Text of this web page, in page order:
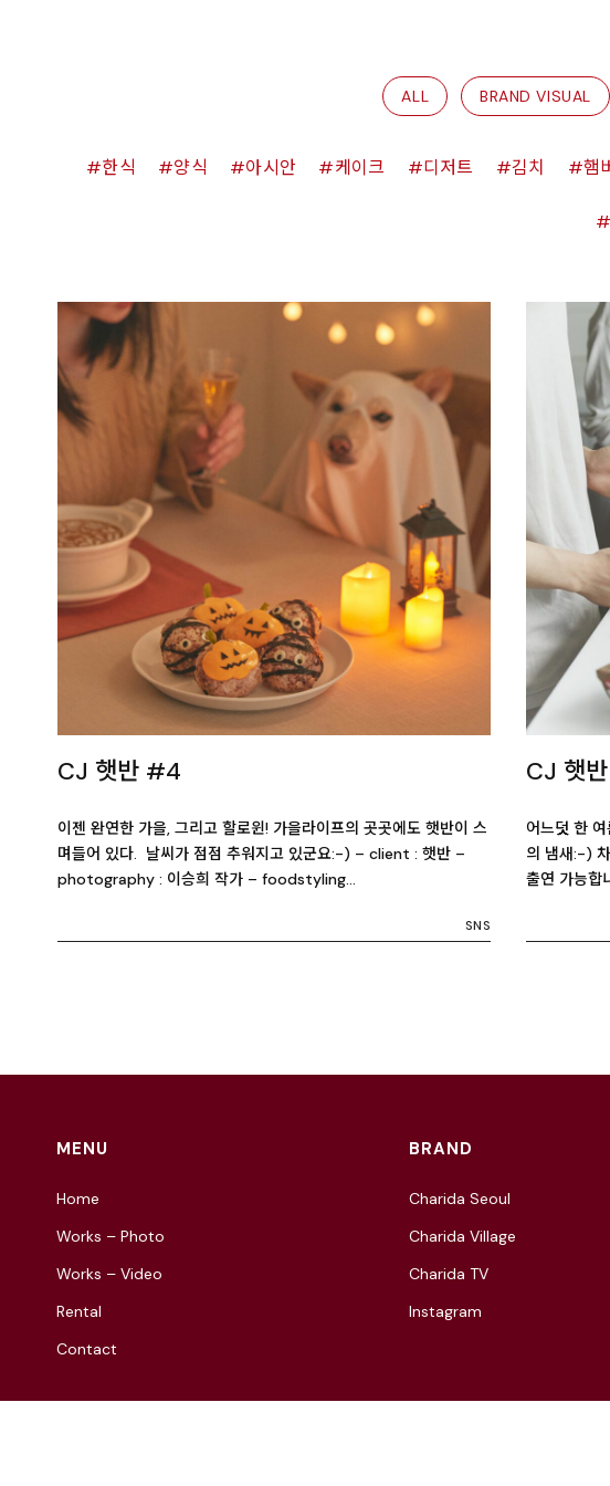
ALL BRAND VISUAL
한식 양식 아시안 케이크 디저트 김치 햄
CJ 햇반 #4
이젠 완연한 가을, 그리고 할로윈! 가을라이프의 곳곳에도 햇반이 스
며들어 있다. 날씨가 점점 추워지고 있군요:-) – client : 햇반 –
photography : 이승희 작가 – foodstyling…
SNS
CJ 햇
어느덧 한
의 냄새:-)
출연 가능
MENU
Home
Works – Photo
Works – Video
Rental
Contact
BRAND
Charida Seoul
Charida Village
Charida TV
Instagram